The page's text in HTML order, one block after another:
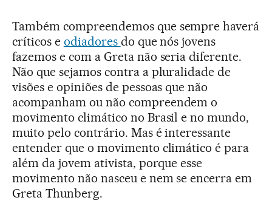
Também compreendemos que sempre haverá
críticos e odiadores do que nós jovens
fazemos e com a Greta não seria diferente.
Não que sejamos contra a pluralidade de
visões e opiniões de pessoas que não
acompanham ou não compreendem o
movimento climático no Brasil e no mundo,
muito pelo contrário. Mas é interessante
entender que o movimento climático é para
além da jovem ativista, porque esse
movimento não nasceu e nem se encerra em
Greta Thunberg.